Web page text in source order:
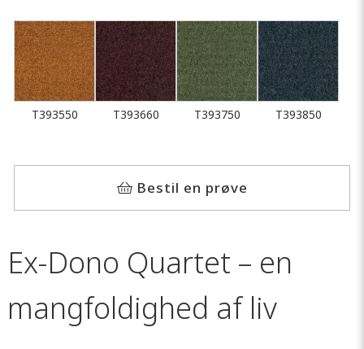
T393550 T393660 T393750 T393850
Bestil en prøve
Ex-Dono Quartet – en
mangfoldighed af liv